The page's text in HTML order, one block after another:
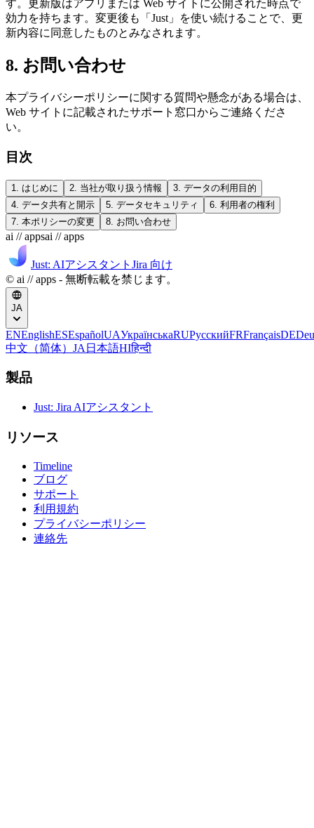
す。更新版はアプリまたは Web サイトに公開された時点で
効力を持ちます。変更後も「Just」を使い続けることで、更
新内容に同意したものとみなされます。
8. お問い合わせ
本プライバシーポリシーに関する質問や懸念がある場合は、
Web サイトに記載されたサポート窓口からご連絡くださ
い。
目次
1. はじめに 2. 当社が取り扱う情報
3. データの利用目的
4. データ共有と開示
5. データセキュリティ
6. 利用者の権利
7. 本ポリシーの変更
8. お問い合わせ
ai // appsai // apps
Just: AIアシスタント Jira 向け
© ai // apps - 無断転載を禁じます。
JA
ENEnglishESEspañolUAУкраїнськаRUРусскийFRFrançaisDE
中文（简体） JA 日本語HIहिन्दी
製品
Just: Jira AIアシスタント
リソース
Timeline
ブログ
サポート
利用規約
プライバシーポリシー
連絡先